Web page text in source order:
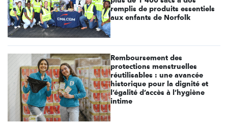
remplis de produits essentiels
aux enfants de Norfolk
Remboursement des
protections menstruelles
réutilisables : une avancée
historique pour la dignité et
l’égalité d’accès à l’hygiène
intime